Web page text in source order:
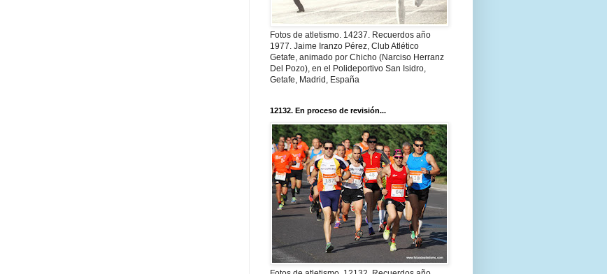
Fotos de atletismo. 14237. Recuerdos año
1977. Jaime Iranzo Pérez, Club Atlético
Getafe, animado por Chicho (Narciso Herranz
Del Pozo), en el Polideportivo San Isidro,
Getafe, Madrid, España
12132. En proceso de revisión...